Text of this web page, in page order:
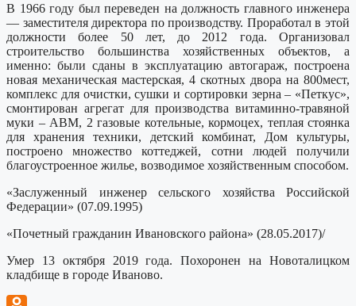
В 1966 году был переведен на должность главного инженера
— заместителя директора по производству. Проработал в этой
должности более 50 лет, до 2012 года. Организовал
строительство большинства хозяйственных объектов, а
именно: были сданы в эксплуатацию автогараж, построена
новая механическая мастерская, 4 скотных двора на 800мест,
комплекс для очистки, сушки и сортировки зерна – «Петкус»,
смонтирован агрегат для производства витаминно-травяной
муки – АВМ, 2 газовые котельные, кормоцех, теплая стоянка
для хранения техники, детский комбинат, Дом культуры,
построено множество коттеджей, сотни людей получили
благоустроенное жилье, возводимое хозяйственным способом.
«Заслуженный инженер сельского хозяйства Российской
Федерации» (07.09.1995)
«Почетный гражданин Ивановского района» (28.05.2017)/
Умер 13 октября 2019 года. Похоронен на Новоталицком
кладбище в городе Иваново.